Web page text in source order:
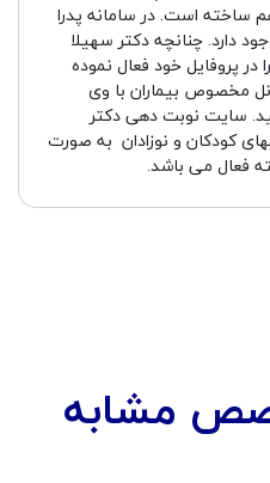
ساخته است. در سامانه پدرا
دارد. چنانچه دکتر سهیلا
در پروفایل خود فعال نموده
مخصوص بیماران با وی
سایت نوبت دهی دکتر
کودکان و نوزادان به صورت
فعال می باشد.
مشابه